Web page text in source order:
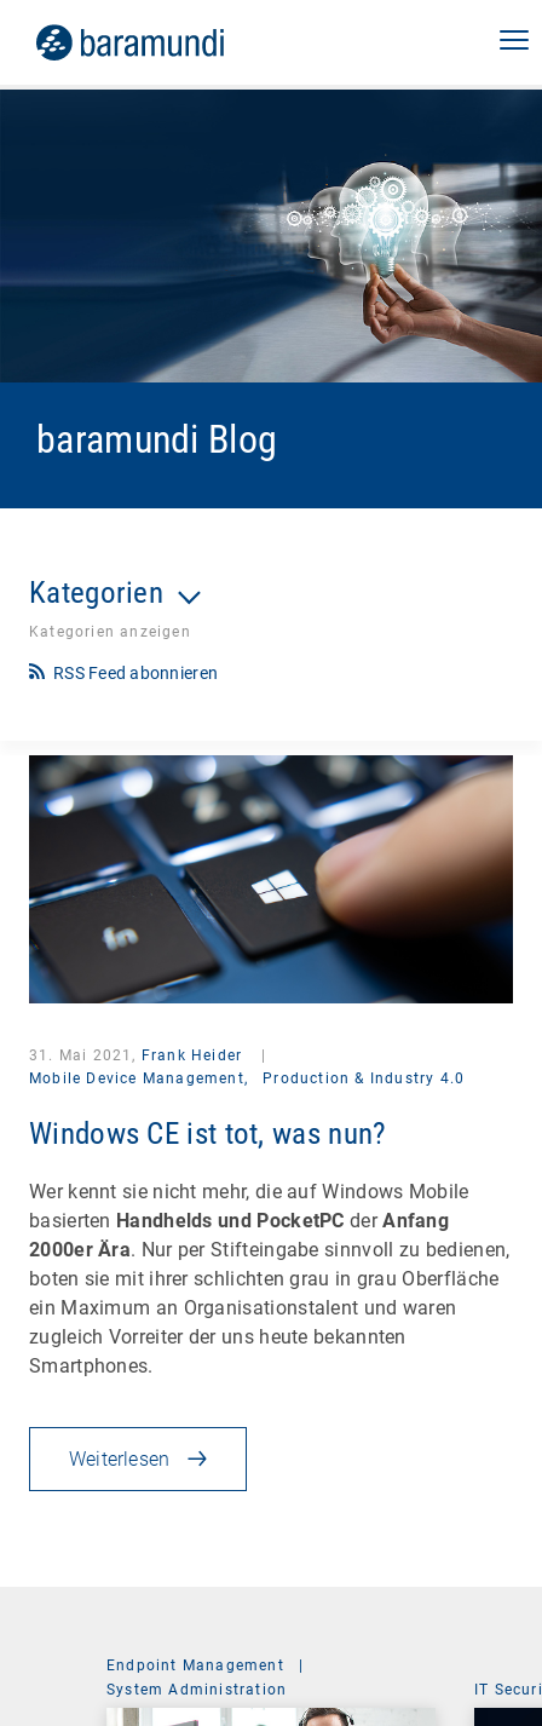
baramundi Blog
Kategorien
Kategorien anzeigen
RSS Feed abonnieren
31. Mai 2021, Frank Heider
Mobile Device Management,
Production & Industry 4.0
Windows CE ist tot, was nun?
Wer kennt sie nicht mehr, die auf Windows Mobile
basierten Handhelds und PocketPC derAnfang
2000er Ära. Nur per Stifteingabe sinnvoll zu bedienen,
boten sie mit ihrer schlichten grau in grau Oberfläche
ein Maximum an Organisationstalent und waren
zugleich Vorreiter der uns heute bekannten
Smartphones.
Weiterlesen
Endpoint Management
|
System Administration
IT